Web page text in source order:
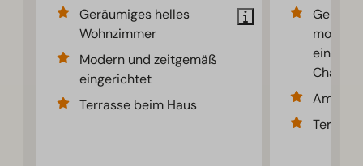
Geräumiges helles
Wohnzimmer
Modern und zeitgemäß
eingerichtet
Terrasse beim Haus
modern
Chalet
Am